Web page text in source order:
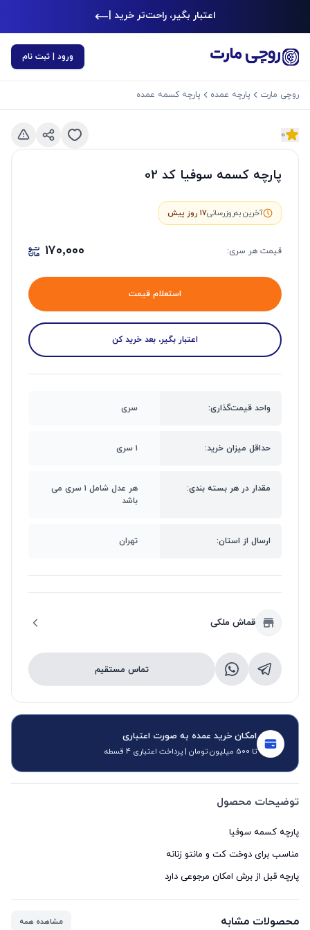
اعتبار بگیر، راحت‌تر خرید کن|
ورود | ثبت نام
روچی مارت پارچه عمده پارچه کسمه عمده
0
بعدی
پارچه کسمه سوفیا کد 02
آخرین به‌روزرسانی17 روز پیش
قیمت هر سری: ۱۷۰٬۰۰۰
استعلام قیمت
اعتبار بگیر، بعد خرید کن
واحد قیمت‌گذاری: سری
حداقل میزان خرید: ۱ سری
مقدار در هر بسته بندی:
هر عدل شامل ۱ سری می
باشد
ارسال از استان: تهران
قماش ملکی
تماس مستقیم
امکان خرید عمده به صورت اعتباری
تا 500 میلیون تومان | پرداخت اعتباری 4 قسطه
توضیحات محصول
پارچه قبل از برش امکان مرجوعی دارد
محصولات مشابه مشاهده همه